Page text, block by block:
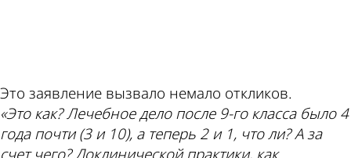
Это заявление вызвало немало откликов.
«Это как? Лечебное дело после 9-го класса было 4
года почти (3 и 10), а теперь 2 и 1, что ли? А за